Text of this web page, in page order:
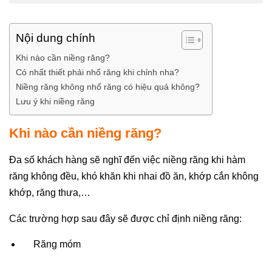
Nội dung chính
Khi nào cần niềng răng?
Có nhất thiết phải nhổ răng khi chỉnh nha?
Niềng răng không nhổ răng có hiệu quả không?
Lưu ý khi niềng răng
Khi nào cần niềng răng?
Đa số khách hàng sẽ nghĩ đến việc niềng răng khi hàm
răng không đều, khó khăn khi nhai đồ ăn, khớp cắn không
khớp, răng thưa,…
Các trường hợp sau đây sẽ được chỉ định niềng răng:
Răng móm